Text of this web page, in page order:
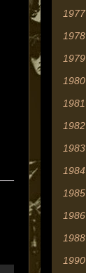
1977
1978
1979
1980
1981
1982
1983
1984
1985
1986
1988
1990